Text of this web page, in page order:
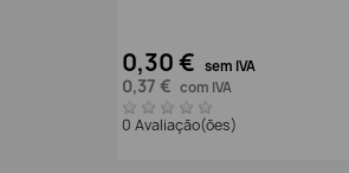
0,30 € sem IVA
0,37 € com IVA
0 Avaliação(ões)